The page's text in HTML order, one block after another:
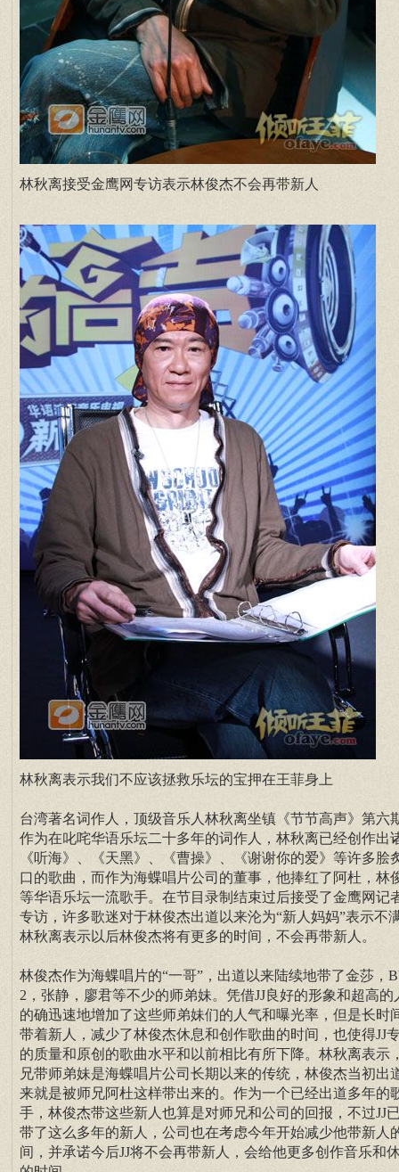
林秋离接受金鹰网专访表示林俊杰不会再带新人
林秋离表示我们不应该拯救乐坛的宝押在王菲身上
台湾著名词作人，顶级音乐人林秋离坐镇《节节高声》第六
作为在叱咤华语乐坛二十多年的词作人，林秋离已经创作出
《听海》、《天黑》、《曹操》、《谢谢你的爱》等许多脍
口的歌曲，而作为海蝶唱片公司的董事，他捧红了阿杜，林
等华语乐坛一流歌手。在节目录制结束过后接受了金鹰网记
专访，许多歌迷对于林俊杰出道以来沦为“新人妈妈”表示不
林秋离表示以后林俊杰将有更多的时间，不会再带新人。
林俊杰作为海蝶唱片的“一哥”，出道以来陆续地带了金莎，
2，张静，廖君等不少的师弟妹。凭借JJ良好的形象和超高的
的确迅速地增加了这些师弟妹们的人气和曝光率，但是长时
带着新人，减少了林俊杰休息和创作歌曲的时间，也使得JJ
的质量和原创的歌曲水平和以前相比有所下降。林秋离表示
兄带师弟妹是海蝶唱片公司长期以来的传统，林俊杰当初出
来就是被师兄阿杜这样带出来的。作为一个已经出道多年的
手，林俊杰带这些新人也算是对师兄和公司的回报，不过JJ
带了这么多年的新人，公司也在考虑今年开始减少他带新人
间，并承诺今后JJ将不会再带新人，会给他更多创作音乐和